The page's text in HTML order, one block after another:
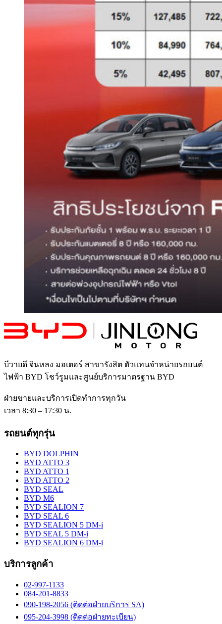
บีวายดี จินหลง มอเตอร์ สาขารังสิต ตัวแทนจำหน่ายรถยนต์
ไฟฟ้า BYD โชว์รูมและศูนย์บริการมาตรฐาน BYD
ฝ่ายขายและบริการเปิดทำการทุกวัน
เวลา 8:30 – 17:30 น.
รถยนต์ทุกรุ่น
BYD DOLPHIN
BYD ATTO 3
BYD ATTO 1
BYD ATTO 2
BYD SEAL
BYD M6
BYD SEALION 7
BYD SEAL 6
BYD SEALION 5 DM-i
BYD SEAL 5 DM-i
BYD SEALION 6 DM-i
บริการลูกค้า
02-997-1133
084-201-8833
090-198-2056 (ติดต่อฝ่ายบริการ SA)
095-204-3998 (ติดต่อฝ่ายทะเบียน)